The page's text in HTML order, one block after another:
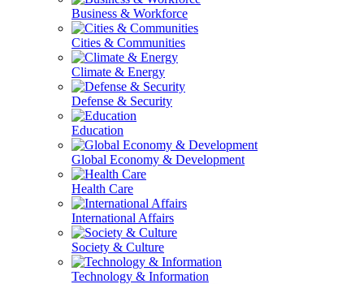
Business & Workforce
Cities & Communities
Climate & Energy
Defense & Security
Education
Global Economy & Development
Health Care
International Affairs
Society & Culture
Technology & Information